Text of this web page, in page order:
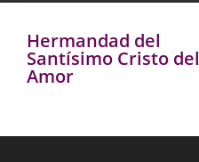
Hermandad del
Santísimo Cristo del
Amor